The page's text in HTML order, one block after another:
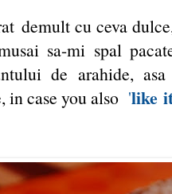
demult cu ceva
sa-mi spal
de arahide,
case you also 'like